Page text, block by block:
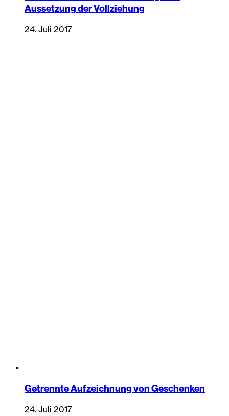
Aussetzung der Vollziehung
24. Juli 2017
Getrennte Aufzeichnung von Geschenken
24. Juli 2017